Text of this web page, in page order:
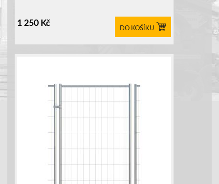
1 250 Kč
DO KOŠÍKU